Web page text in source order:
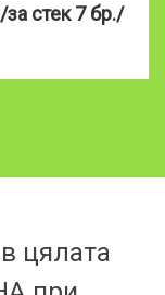
стек 7 бр./
цялата